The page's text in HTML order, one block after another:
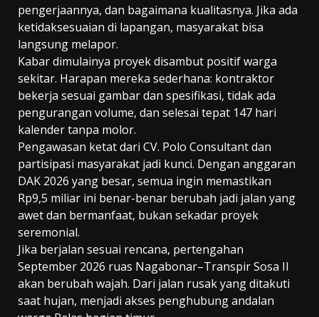
pengerjaannya, dan bagaimana kualitasnya. Jika ada
ketidaksesuaian di lapangan, masyarakat bisa
langsung melapor.
Kabar dimulainya proyek disambut positif warga
sekitar. Harapan mereka sederhana: kontraktor
bekerja sesuai gambar dan spesifikasi, tidak ada
pengurangan volume, dan selesai tepat 147 hari
kalender tanpa molor.
Pengawasan ketat dari CV. Polo Consultant dan
partisipasi masyarakat jadi kunci. Dengan anggaran
DAK 2026 yang besar, semua ingin memastikan
Rp9,5 miliar ini benar-benar berubah jadi jalan yang
awet dan bermanfaat, bukan sekadar proyek
seremonial.
Jika berjalan sesuai rencana, pertengahan
September 2026 ruas Nagabonar–Transpir Sosa II
akan berubah wajah. Dari jalan rusak yang ditakuti
saat hujan, menjadi akses penghubung andalan